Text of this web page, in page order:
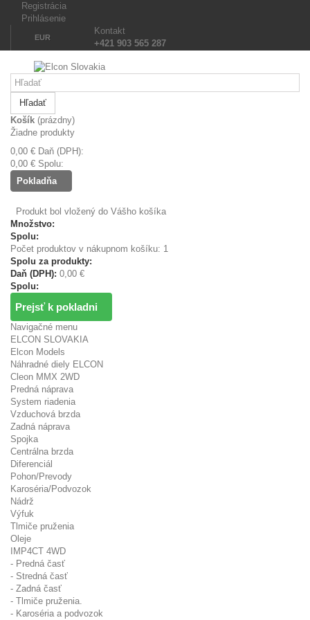
Registrácia
Prihlásenie
EUR
Kontakt
+421 903 565 287
Hľadať
Košík (prázdny)
Žiadne produkty
0,00 € Daň (DPH):
0,00 € Spolu:
Pokladňa
Produkt bol vložený do Vášho košíka
Množstvo:
Spolu:
Počet produktov v nákupnom košíku: 1
Spolu za produkty:
Daň (DPH): 0,00 €
Spolu:
Prejsť k pokladni
Navigačné menu
ELCON SLOVAKIA
Elcon Models
Náhradné diely ELCON
Cleon MMX 2WD
Predná náprava
System riadenia
Vzduchová brzda
Zadná náprava
Spojka
Centrálna brzda
Diferenciál
Pohon/Prevody
Karoséria/Podvozok
Nádrž
Výfuk
Tlmiče pruženia
Oleje
IMP4CT 4WD
- Predná časť
- Stredná časť
- Zadná časť
- Tlmiče pruženia.
- Karoséria a podvozok